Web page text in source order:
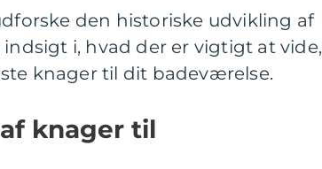
den historiske udvikling af
i, hvad der er vigtigt at vide,
knager til dit badeværelse.
knager til